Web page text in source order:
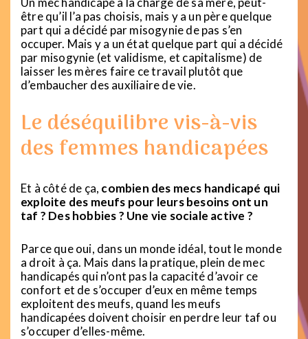
être qu’il l’a pas choisis, mais y a un père quelque
part qui a décidé par misogynie de pas s’en
occuper. Mais y a un état quelque part qui a décidé
par misogynie (et validisme, et capitalisme) de
laisser les mères faire ce travail plutôt que
d’embaucher des auxiliaire de vie.
Le déséquilibre vis-à-vis
des femmes handicapées
Et à côté de ça, combien des mecs handicapé qui
exploite des meufs pour leurs besoins ont un
taf ? Des hobbies ? Une vie sociale active ?
Parce que oui, dans un monde idéal, tout le monde
a droit à ça. Mais dans la pratique, plein de mec
handicapés qui n’ont pas la capacité d’avoir ce
confort et de s’occuper d’eux en même temps
exploitent des meufs, quand les meufs
handicapées doivent choisir en perdre leur taf ou
s’occuper d’elles-même.